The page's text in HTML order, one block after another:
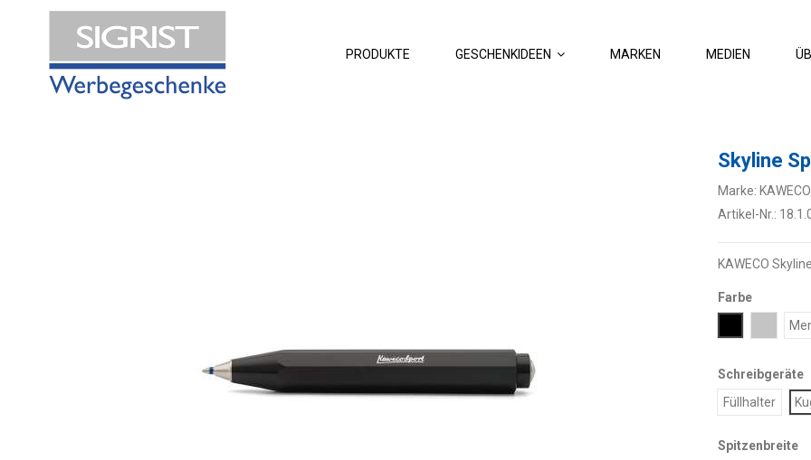
PRODUKTE GESCHENKIDEEN MARKEN MEDIEN
Skyline
Marke: KAWECO
Artikel-Nr.:
KAWECO
Farbe
Grau
Schreibgeräte
Füllhalter
Spitzenbreite